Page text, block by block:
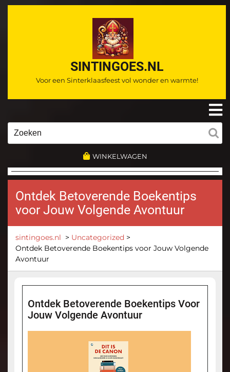
Ga
SINTINGOES.NL
Voor een Sinterklaasfeest vol wonder en warmte!
WINKELWAGEN
Ontdek Betoverende Boekentips
voor Jouw Volgende Avontuur
sintingoes.nl > Uncategorized >
Ontdek Betoverende Boekentips voor Jouw Volgende
Avontuur
Ontdek Betoverende Boekentips Voor
Jouw Volgende Avontuur